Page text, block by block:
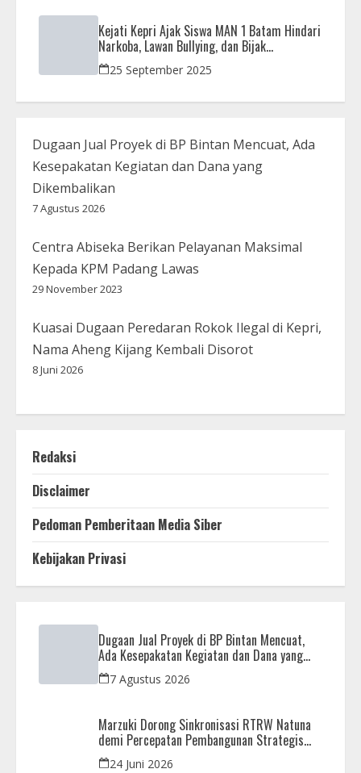
Kejati Kepri Ajak Siswa MAN 1 Batam Hindari
Narkoba, Lawan Bullying, dan Bijak
Bermedsos
25 September 2025
Dugaan Jual Proyek di BP Bintan Mencuat, Ada
Kesepakatan Kegiatan dan Dana yang
Dikembalikan
7 Agustus 2026
Centra Abiseka Berikan Pelayanan Maksimal
Kepada KPM Padang Lawas
29 November 2023
Kuasai Dugaan Peredaran Rokok Ilegal di Kepri,
Nama Aheng Kijang Kembali Disorot
8 Juni 2026
Redaksi
Disclaimer
Pedoman Pemberitaan Media Siber
Kebijakan Privasi
Dugaan Jual Proyek di BP Bintan Mencuat,
Ada Kesepakatan Kegiatan dan Dana yang
Dikembalikan
7 Agustus 2026
Marzuki Dorong Sinkronisasi RTRW Natuna
demi Percepatan Pembangunan Strategis
Daerah
24 Juni 2026